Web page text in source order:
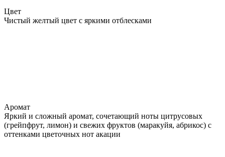
Цвет
Чистый желтый цвет с яркими отблесками
Аромат
Яркий и сложный аромат, сочетающий ноты цитрусовых
(грейпфрут, лимон) и свежих фруктов (маракуйя, абрикос) с
оттенками цветочных нот акации